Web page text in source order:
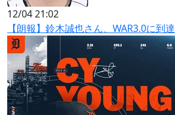
12/04 21:02
【朗報】鈴木誠也さん、WAR3.0に到達